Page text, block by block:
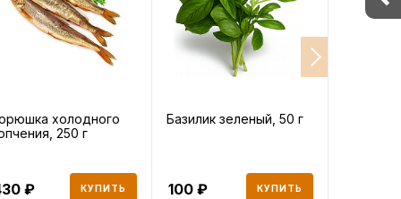
холодного
250 г
КУПИТЬ
Базилик зеленый, 50 г
100 КУПИТЬ